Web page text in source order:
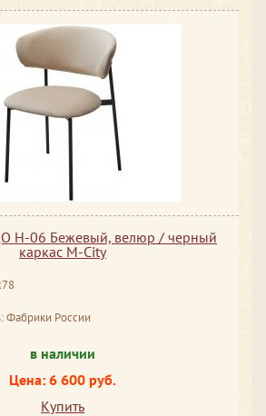
H-06 Бежевый, велюр / черный
каркас М-City
Фабрики России
в наличии
Цена: 6 600 руб.
Купить